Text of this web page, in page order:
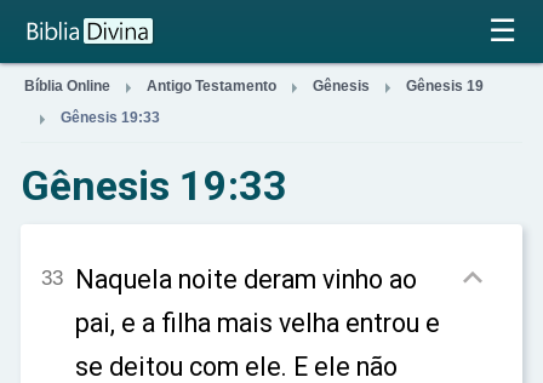
×
☰
Bíblia Online  Antigo Testamento  Gênesis  Gênesis 19
 Gênesis 19:33
Gênesis 19:33
33 Naquela noite deram vinho ao
pai, e a filha mais velha entrou e
se deitou com ele. E ele não
